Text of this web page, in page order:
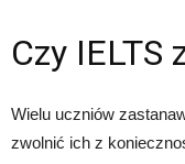
Czy IELTS
Wielu uczniów
zwolnić ich z